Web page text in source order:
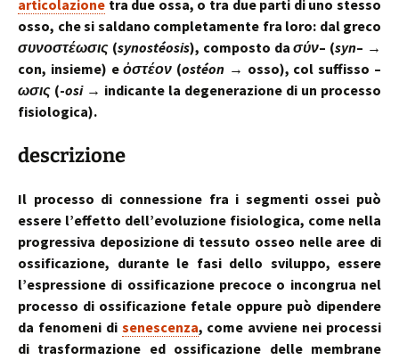
articolazione tra due ossa, o tra due parti di uno stesso
osso, che si saldano completamente fra loro: dal greco
συνοστέωσις (synostéosis), composto daσύν– (syn– →
con, insieme) eὀστέον (ostéon → osso), col suffisso –
ωσις (-osi→ indicante la degenerazione di un processo
fisiologica).
descrizione
Il processo di connessione fra i segmenti ossei può
essere l’effetto dell’evoluzione fisiologica, come nella
progressiva deposizione di tessuto osseo nelle aree di
ossificazione, durante le fasi dello sviluppo, essere
l’espressione di ossificazione precoce o incongrua nel
processo di ossificazione fetale oppure può dipendere
da fenomeni di senescenza, come avviene nei processi
di trasformazione ed ossificazione delle membrane